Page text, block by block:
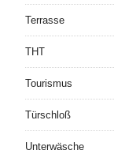
Terrasse
THT
Tourismus
Türschloß
Unterwäsche